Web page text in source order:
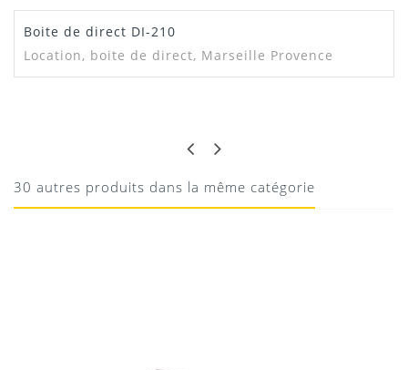
Boite de direct DI-210
Location, boite de direct, Marseille Provence
19/05/2020
30 autres produits dans la même catégorie